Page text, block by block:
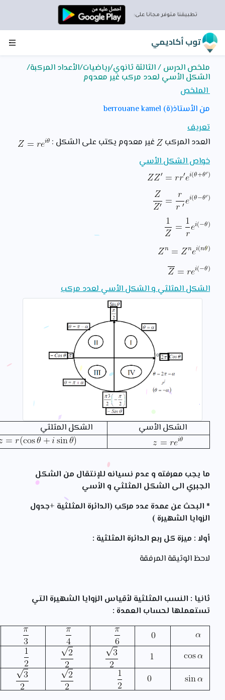
تطبيقنا متوفر مجانا على:
توب أكاديمي
ملخص الدرس / الثالثة ثانوي/رياضيات/الأعداد المركبة/
الشكل الأسي لعدد مركب غير معدوم
الملخص
من الأستاذ(ة) berrouane kamel
تعريف
العدد المركب
غير معدوم يكتب على الشكل :
خواص الشكل الأسي
الشكل المثلثي و الشكل الأسي لعدد مركب
الشكل الأسي الشكل المثلثي
ما يجب معرفته و عدم نسيانه للإنتقال من الشكل
الجبري الى الشكل المثلثي و الأسي
* البحث عن عمدة عدد مركب (الدائرة المثلثية +جدول
الزوايا الشهيرة )
أولا : ميزة كل ربع الدائرة المثلثية :
لاحظ الوثيقة المرفقة
ثانيا : النسب المثلثية لأقياس الزوايا الشهيرة التي
تستعملها لحساب العمدة :